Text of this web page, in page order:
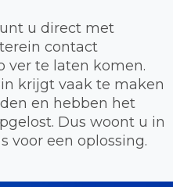
u direct met
contact
ver te laten komen.
krijgt vaak te maken
en hebben het
Dus woont u in
voor een oplossing.